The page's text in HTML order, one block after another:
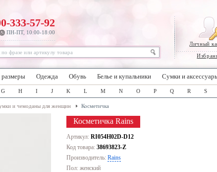
Личный
333-57-92
ПН-ПТ, 10:00-18:00
Одежда Обувь Белье и купальники Сумки и
G H I J K L M N O P Q R S
и чемоданы для женщин Косметичка
Косметичка Rains
Артикул: RI054H02D-D12
Код товара: 38693823-Z
Производитель: Rains
Пол: женский